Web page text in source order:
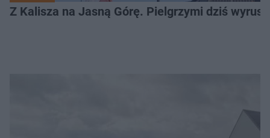
Z Kalisza na Jasną Górę. Pielgrzymi dziś